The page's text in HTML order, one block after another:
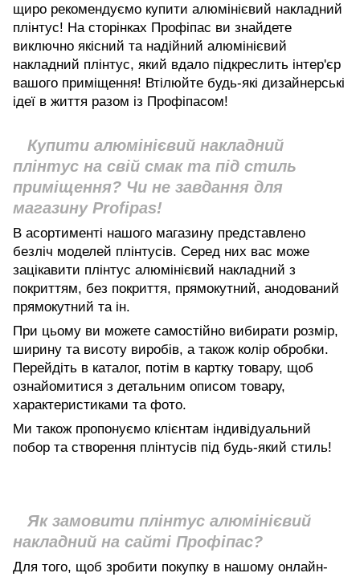
щиро рекомендуємо купити алюмінієвий накладний
плінтус! На сторінках Профіпас ви знайдете
виключно якісний та надійний алюмінієвий
накладний плінтус, який вдало підкреслить інтер'єр
вашого приміщення! Втілюйте будь-які дизайнерські
ідеї в життя разом із Профіпасом!
Купити алюмінієвий накладний
плінтус на свій смак та під стиль
приміщення? Чи не завдання для
магазину Profipas!
В асортименті нашого магазину представлено
безліч моделей плінтусів. Серед них вас може
зацікавити плінтус алюмінієвий накладний з
покриттям, без покриття, прямокутний, анодований
прямокутний та ін.
При цьому ви можете самостійно вибирати розмір,
ширину та висоту виробів, а також колір обробки.
Перейдіть в каталог, потім в картку товару, щоб
ознайомитися з детальним описом товару,
характеристиками та фото.
Ми також пропонуємо клієнтам індивідуальний
побор та створення плінтусів під будь-який стиль!
Як замовити плінтус алюмінієвий
накладний на сайті Профіпас?
Для того, щоб зробити покупку в нашому онлайн-